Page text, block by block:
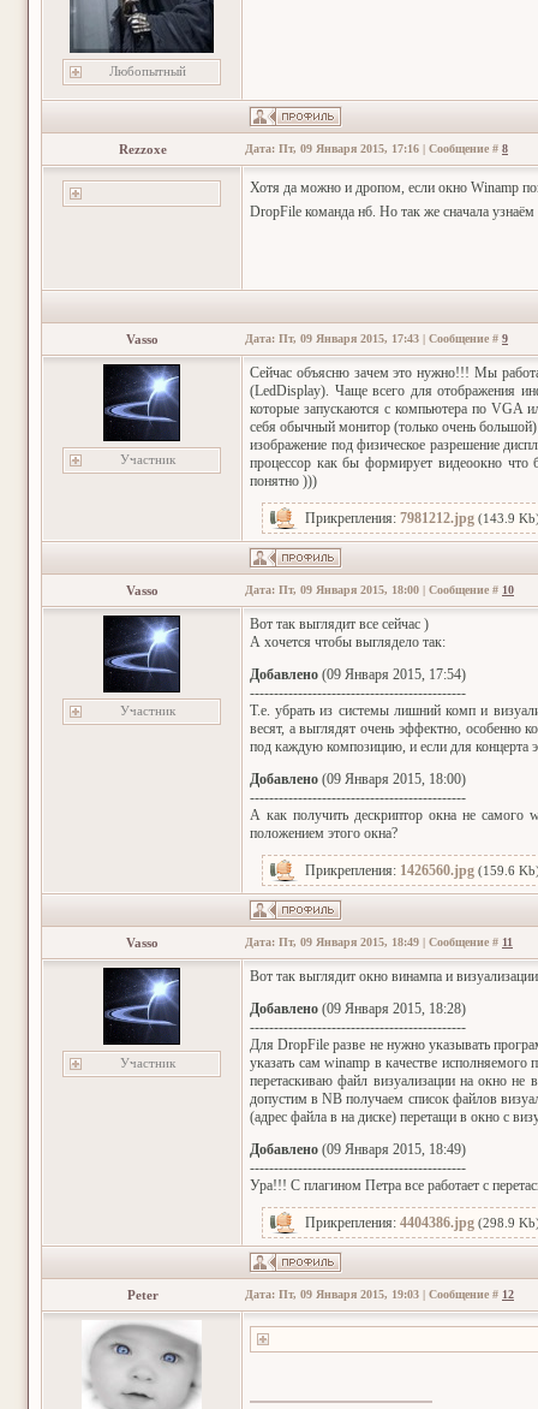
Любопытный
Rezzoxe Дата: Пт, 09 Января 2015, 17:16 | Сообщение # 8
Хотя да можно и дропом, если окно Winamp
DropFile команда нб. Но так же сначала узнаём
Vasso Дата: Пт, 09 Января 2015, 17:43 | Сообщение # 9
Участник
Сейчас объясню зачем это нужно!!! Мы
(LedDisplay). Чаще всего для отображения
которые запускаются с компьютера по VGA
себя обычный монитор (только очень
изображение под физическое разрешение
процессор как бы формирует видеоокно
понятно )))
Прикрепления: 7981212.jpg (143.9
Vasso Дата: Пт, 09 Января 2015, 18:00 | Сообщение # 10
Участник
Вот так выглядит все сейчас )
А хочется чтобы выглядело так:
Добавлено (09 Января 2015, 17:54)
---------------------------------------------
Т.е. убрать из системы лишний комп и
весят, а выглядят очень эффектно, особенно
под каждую композицию, и если для концерта
Добавлено (09 Января 2015, 18:00)
---------------------------------------------
А как получить дескриптор окна не самого
положением этого окна?
Прикрепления: 1426560.jpg (159.6
Vasso Дата: Пт, 09 Января 2015, 18:49 | Сообщение # 11
Участник
Вот так выглядит окно винампа и
Добавлено (09 Января 2015, 18:28)
---------------------------------------------
Для DropFile разве не нужно указывать
указать сам winamp в качестве
перетаскиваю файл визуализации на окно не
допустим в NB получаем список файлов
(адрес файла в на диске) перетащи в окно с
Добавлено (09 Января 2015, 18:49)
---------------------------------------------
Ура!!! С плагином Петра все работает с
Прикрепления: 4404386.jpg (298.9
Peter Дата: Пт, 09 Января 2015, 19:03 | Сообщение # 12